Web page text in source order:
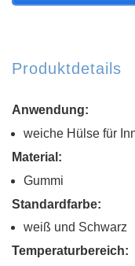
Produktdetails
Anwendung:
weiche Hülse für
Material:
Gummi
Standardfarbe:
weiß und Schwarz
Temperaturbereich: